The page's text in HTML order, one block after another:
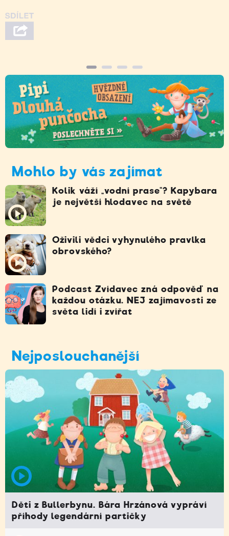
Mohlo by vás zajímat
Kolik váží „vodní prase“? Kapybara
je největší hlodavec na světě
Oživili vědci vyhynulého pravlka
obrovského?
Podcast Zvídavec zná odpověď na
každou otázku. NEJ zajímavosti ze
světa lidí i zvířat
Nejposlouchanější
Děti z Bullerbynu. Bára Hrzánová vypráví
příhody legendární partičky